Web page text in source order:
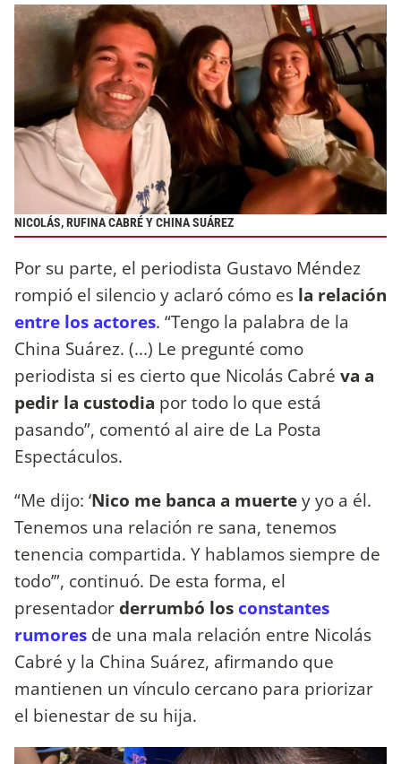
NICOLÁS, RUFINA CABRÉ Y CHINA SUÁREZ
Por su parte, el periodista Gustavo Méndez
rompió el silencio y aclaró cómo es la relación
entre los actores. “Tengo la palabra de la
China Suárez. (...) Le pregunté como
periodista si es cierto que Nicolás Cabré va a
pedir la custodia por todo lo que está
pasando”, comentó al aire de La Posta
Espectáculos.
“Me dijo: ‘Nico me banca a muertey yo a él.
Tenemos una relación re sana, tenemos
tenencia compartida. Y hablamos siempre de
todo’”, continuó. De esta forma, el
presentadorderrumbó los constantes
rumores de una mala relación entre Nicolás
Cabré y la China Suárez, afirmando que
mantienen un vínculo cercano para priorizar
el bienestar de su hija.